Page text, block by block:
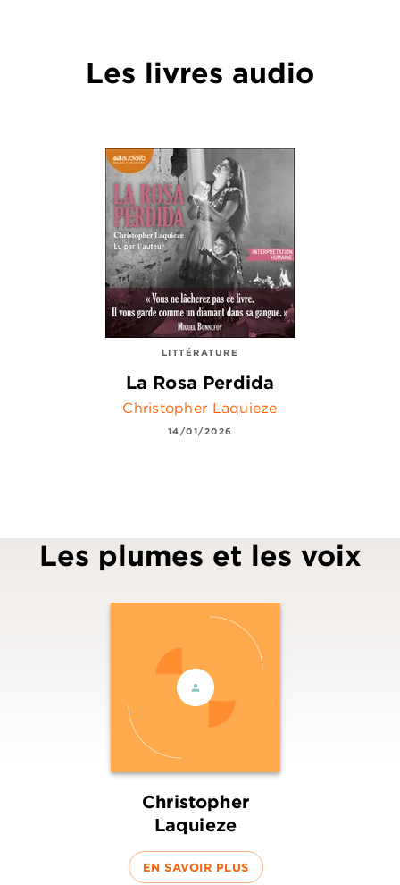
Les livres audio
LITTÉRATURE
La Rosa Perdida
Christopher Laquieze
14/01/2026
Les plumes et les voix
Christopher
Laquieze
EN SAVOIR PLUS